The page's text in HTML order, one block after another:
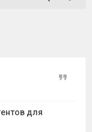
для
Цитата